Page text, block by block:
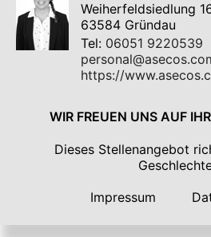
Weiherfeldsiedlung
63584 Gründau
Tel: 06051 9220539
https://
WIR FREUEN UNS AUF
Dieses Stellenangebot
Impressum